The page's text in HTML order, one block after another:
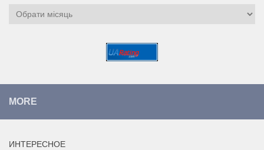
Архіви
MORE
ИНТЕРЕСНОЕ